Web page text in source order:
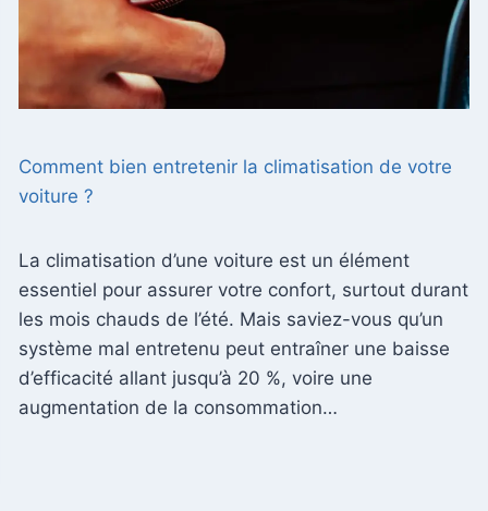
Comment bien entretenir la climatisation de votre
voiture ?
La climatisation d’une voiture est un élément
essentiel pour assurer votre confort, surtout durant
les mois chauds de l’été. Mais saviez-vous qu’un
système mal entretenu peut entraîner une baisse
d’efficacité allant jusqu’à 20 %, voire une
augmentation de la consommation…